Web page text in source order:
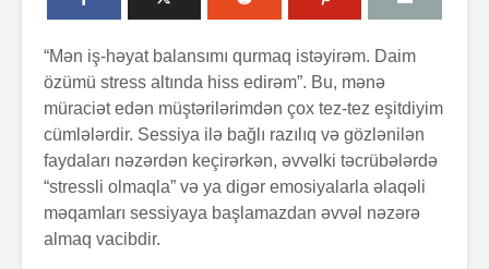
“Mən iş-həyat balansımı qurmaq istəyirəm. Daim
özümü stress altında hiss edirəm”. Bu, mənə
müraciət edən müştərilərimdən çox tez-tez eşitdiyim
cümlələrdir. Sessiya ilə bağlı razılıq və gözlənilən
faydaları nəzərdən keçirərkən, əvvəlki təcrübələrdə
“stressli olmaqla” və ya digər emosiyalarla əlaqəli
məqamları sessiyaya başlamazdan əvvəl nəzərə
almaq vacibdir.Alfred Adler və